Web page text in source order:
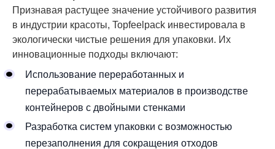
Признавая растущее значение устойчивого развития
в индустрии красоты, Topfeelpack инвестировала в
экологически чистые решения для упаковки. Их
инновационные подходы включают:
Использование переработанных и
перерабатываемых материалов в производстве
контейнеров с двойными стенками
Разработка систем упаковки с возможностью
перезаполнения для сокращения отходов